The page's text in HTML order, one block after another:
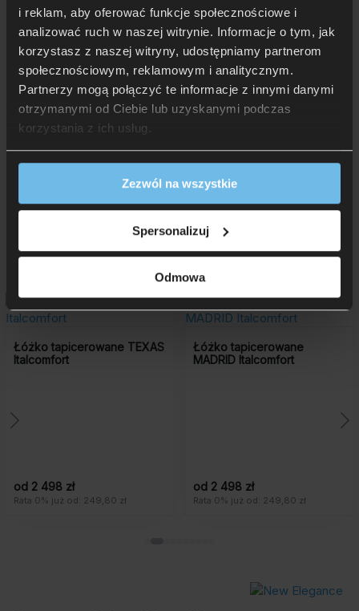
i reklam, aby oferować funkcje społecznościowe i
analizować ruch w naszej witrynie. Informacje o tym, jak
korzystasz z naszej witryny, udostępniamy partnerom
społecznościowym, reklamowym i analitycznym.
Partnerzy mogą połączyć te informacje z innymi danymi
otrzymanymi od Ciebie lub uzyskanymi podczas
korzystania z ich usług.
Zezwól na wszystkie
Spersonalizuj
Odmowa
województwa Kujawsko-Pomorskiego.
W innych przypadkach koszt transportu będzie ustalany
indywidualnie a realizacja zamówienia może się wydłużyć.
Możliwy jest także odbiór osobisty w najbliższym salonie.
Więcej ciekawych!
Więcej z kategoriiŁóżka
tapicerowane:
Łóżko tapicerowane TEXAS
Italcomfort
od 2 498 zł
Rata 0% już od: 249,80 zł
Łóżko tapicerowane
MADRID Italcomfort
od 2 498 zł
Rata 0% już od: 249,80 zł